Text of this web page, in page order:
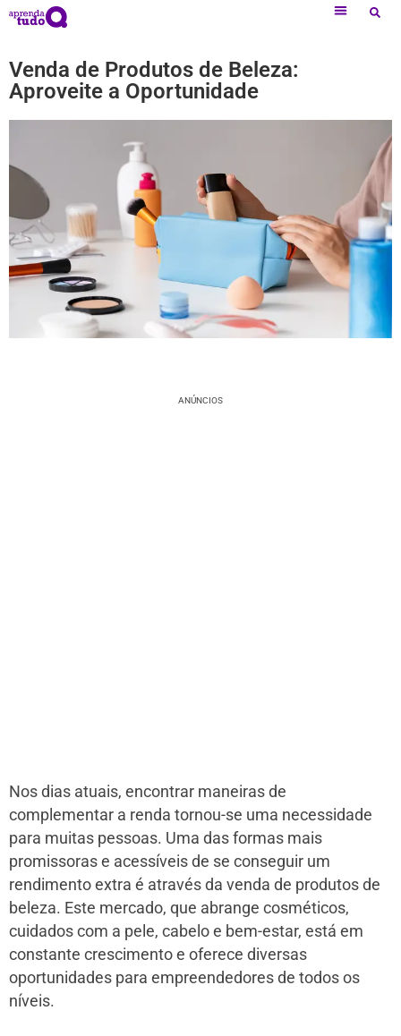
Venda de Produtos de Beleza:
Aproveite a Oportunidade
ANÚNCIOS
Nos dias atuais, encontrar maneiras de
complementar a renda tornou-se uma necessidade
para muitas pessoas. Uma das formas mais
promissoras e acessíveis de se conseguir um
rendimento extra é através da venda de produtos de
beleza. Este mercado, que abrange cosméticos,
cuidados com a pele, cabelo e bem-estar, está em
constante crescimento e oferece diversas
oportunidades para empreendedores de todos os
níveis.